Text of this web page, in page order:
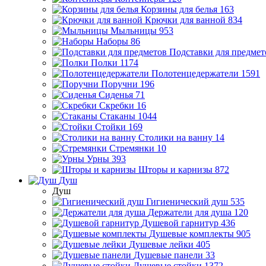
Корзины для белья 163
Крючки для ванной 834
Мыльницы 953
Наборы 86
Подставки для
Полки 1174
Полотенцедержатели 1591
Поручни 196
Сиденья 71
Скребки 16
Стаканы 1044
Стойки 169
Столики на ванну 14
Стремянки 10
Урны 393
Шторы и карнизы 872
Душ
Душ
Гигиенический душ 535
Держатели для душа 120
Душевой гарнитур 436
Душевые комплекты 905
Душевые лейки 405
Душевые панели 33